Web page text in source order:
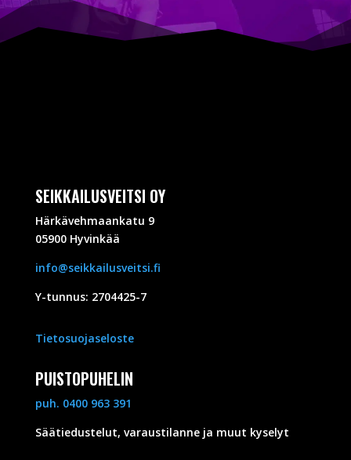
SEIKKAILUSVEITSI OY
Härkävehmaankatu 9
05900 Hyvinkää
info@seikkailusveitsi.fi
Y-tunnus: 2704425-7
Tietosuojaseloste
PUISTOPUHELIN
puh. 0400 963 391
Säätiedustelut, varaustilanne ja muut kyselyt